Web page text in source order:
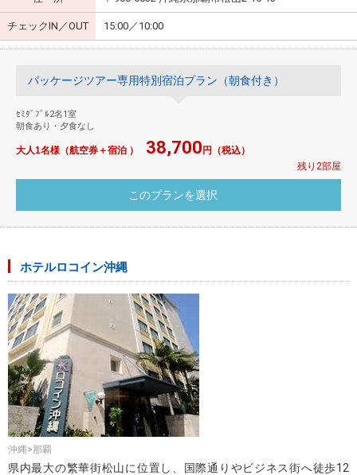
チェックIN／OUT 15:00／10:00
パッケージツアー専用特別宿泊プラン（朝食付き）
ｾﾐﾀﾞﾌﾞﾙ2名1室
朝食あり・夕食なし
大人1名様（航空券＋宿泊 ） 38,700円（税込）
残り2部屋
ホテルロコイン沖縄
沖縄>那覇
県内最大の繁華街松山に位置し、国際通りやビジネス街へ徒歩12